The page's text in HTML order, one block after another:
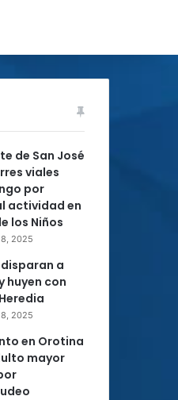
de San José
viales
por
actividad en
los Niños
2025
a
huyen con
2025
en Orotina
mayor